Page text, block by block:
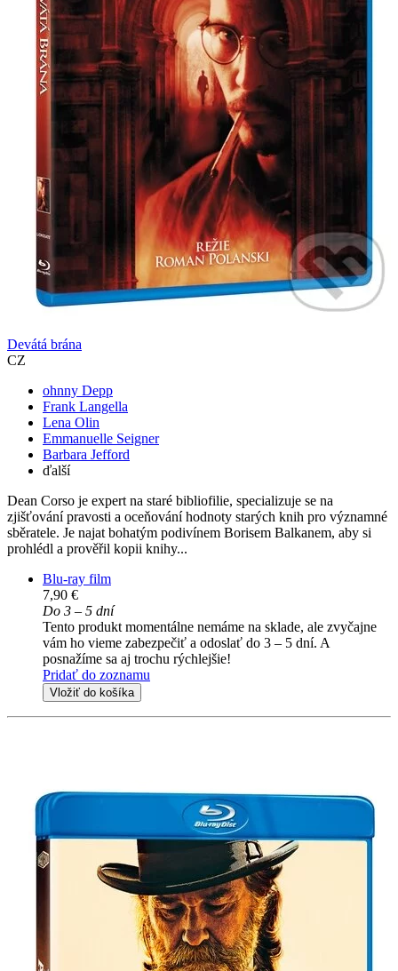
Devátá brána
CZ
ohnny Depp
Frank Langella
Lena Olin
Emmanuelle Seigner
Barbara Jefford
ďalší
Dean Corso je expert na staré bibliofilie, specializuje se na
zjišťování pravosti a oceňování hodnoty starých knih pro významné
sběratele. Je najat bohatým podivínem Borisem Balkanem, aby si
prohlédl a prověřil kopii knihy...
Blu-ray film
7,90 €
Do 3 – 5 dní
Tento produkt momentálne nemáme na sklade, ale zvyčajne
vám ho vieme zabezpečiť a odoslať do 3 – 5 dní. A
posnažíme sa aj trochu rýchlejšie!
Pridať do zoznamu
Vložiť do košíka